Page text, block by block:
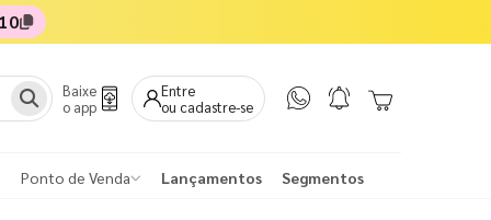
Baixe
o app
Entre
ou cadastre-se
Ponto de Venda Lançamentos Segmentos